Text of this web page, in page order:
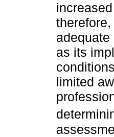
as its
limited